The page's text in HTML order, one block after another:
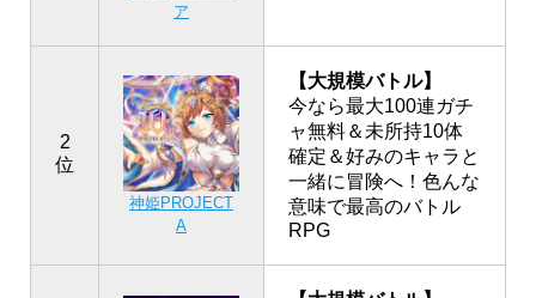
ア
2
位
神姫PROJECT
A
【大規模バトル】
今なら最大100連ガチ
ャ無料＆未所持10体
確定＆好みのキャラと
一緒に冒険へ！色んな
意味で最高のバトル
RPG